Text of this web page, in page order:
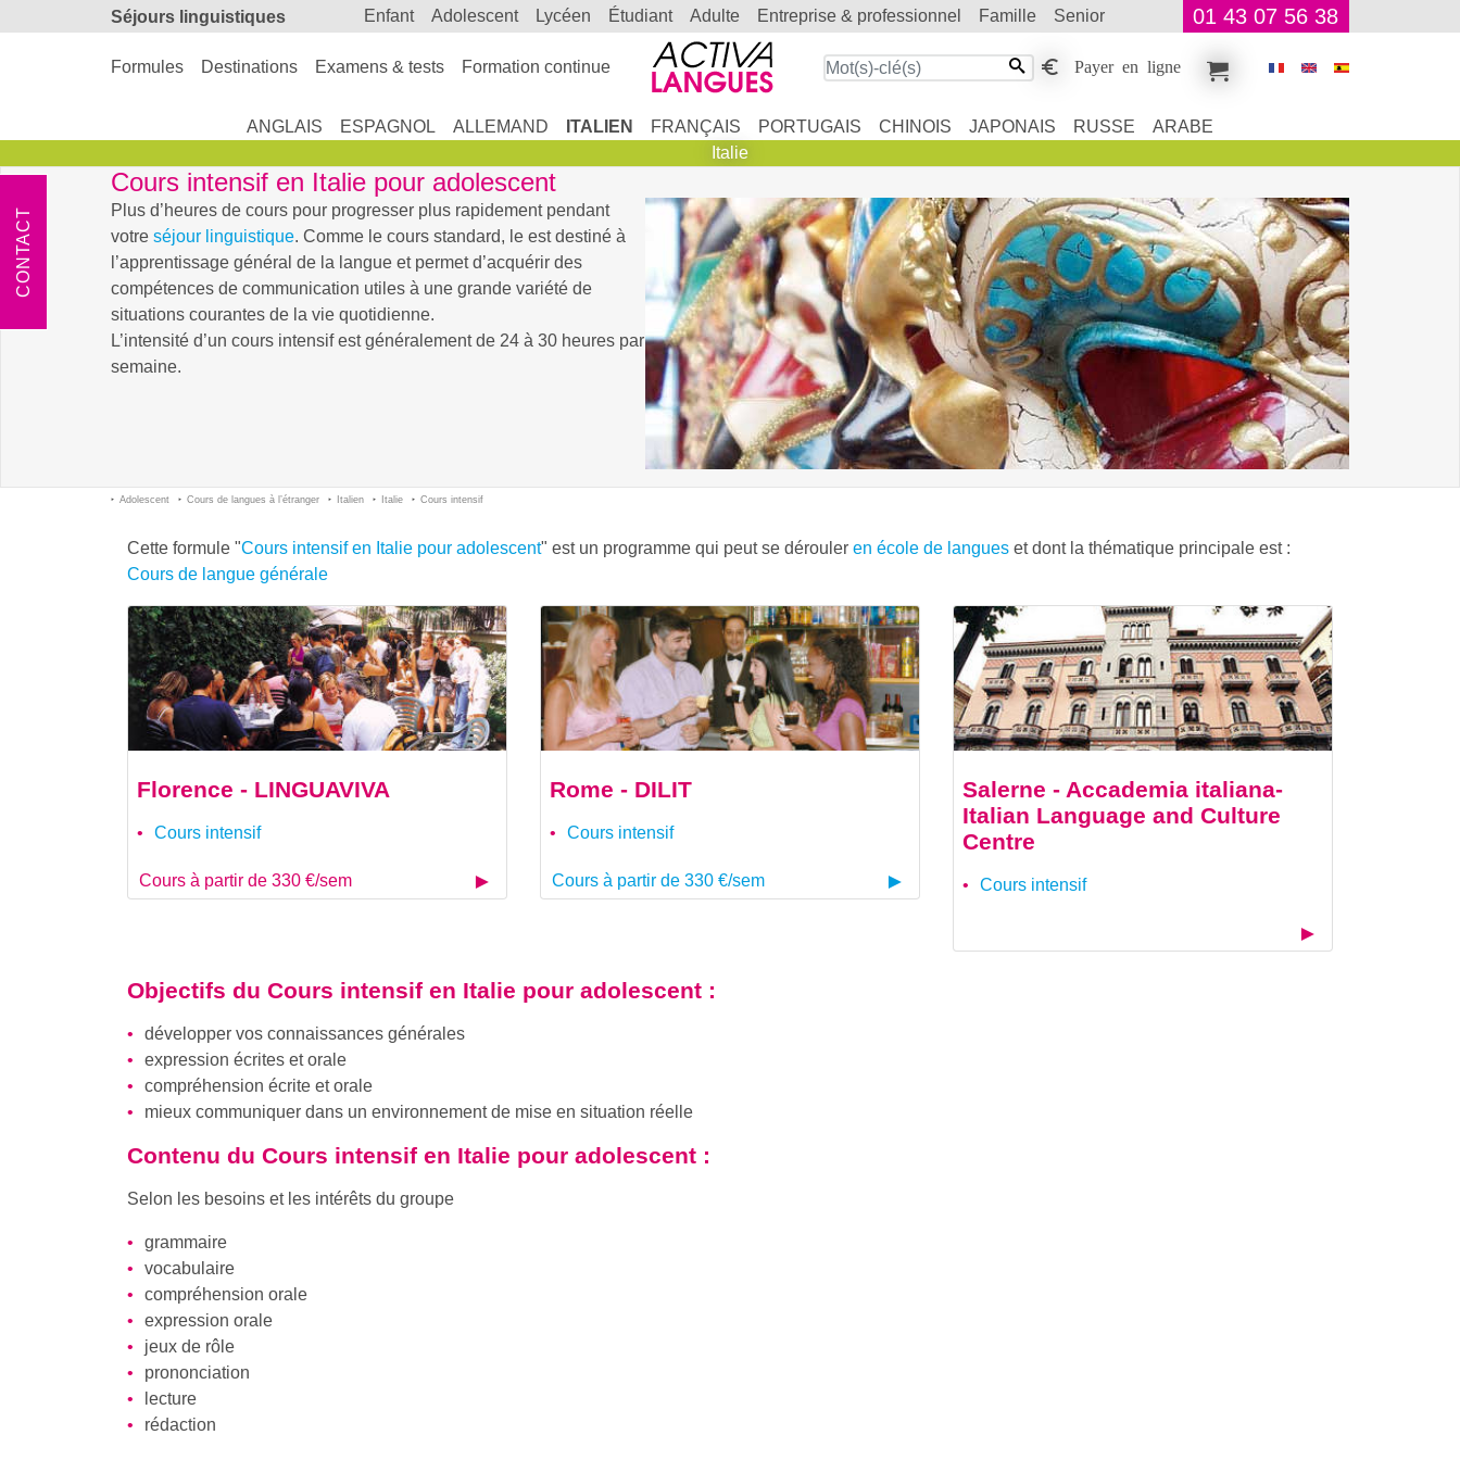
Séjours linguistiques enfant adolescent lycéen étudiant adulte entreprise & professionnel famille senior 01 43 07 56 38
Formules Destinations Examens & tests Formation continue Payer en ligne
ANGLAIS ESPAGNOL ALLEMAND ITALIEN FRANÇAIS PORTUGAIS CHINOIS JAPONAIS RUSSE
ARABE
Italie
Cours intensif en Italie pour adolescent
Plus d’heures de cours pour progresser plus rapidement pendant
votre séjour linguistique. Comme le cours standard, le est destiné à
l’apprentissage général de la langue et permet d’acquérir des
compétences de communication utiles à une grande variété de
situations courantes de la vie quotidienne.
L’intensité d’un cours intensif est généralement de 24 à 30 heures par
semaine.
Adolescent Cours de langues à l’étranger Italien Italie Cours intensif
Cette formule "Cours intensif en Italie pour adolescent" est un programme qui peut se dérouler en école de langues et dont la thématique principale est :
Cours de langue générale
Florence - LINGUAVIVA
Cours intensif
Cours à partir de 330 €/sem
Rome - DILIT
Cours intensif
Cours à partir de 330 €/sem
Salerne - Accademia italiana-
Italian Language and Culture
Centre
Cours intensif
Objectifs du Cours intensif en Italie pour adolescent :
développer vos connaissances générales
expression écrites et orale
compréhension écrite et orale
mieux communiquer dans un environnement de mise en situation réelle
Contenu du Cours intensif en Italie pour adolescent :
Selon les besoins et les intérêts du groupe
grammaire
vocabulaire
compréhension orale
expression orale
jeux de rôle
prononciation
lecture
rédaction
CONTACT